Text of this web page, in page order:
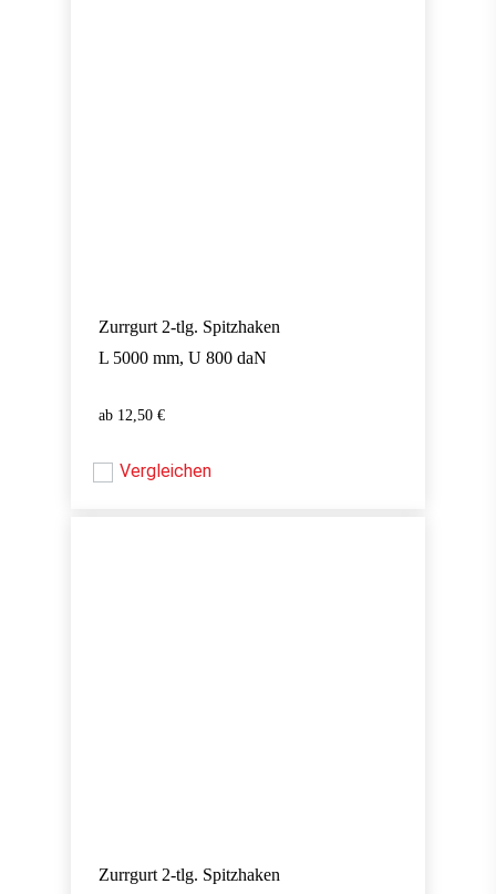
Zurrgurt 2-tlg. Spitzhaken
L 5000 mm, U 800 daN
12,50 €
12,50
Vergleichen
Zurrgurt 2-tlg. Spitzhaken